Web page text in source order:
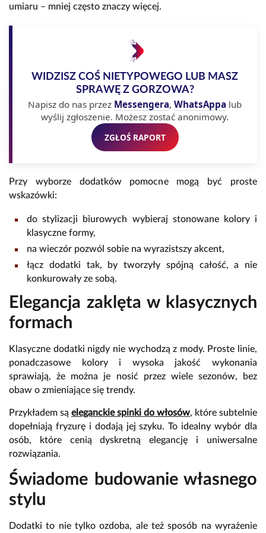
umiaru – mniej często znaczy więcej.
WIDZISZ COŚ NIETYPOWEGO LUB MASZ
SPRAWĘ Z GORZOWA?
Napisz do nas przez Messengera, WhatsAppa lub
wyślij zgłoszenie. Możesz zostać anonimowy.
ZGŁOŚ RAPORT
Przy wyborze dodatków pomocne mogą być proste
wskazówki:
do stylizacji biurowych wybieraj stonowane kolory i
klasyczne formy,
na wieczór pozwól sobie na wyrazistszy akcent,
łącz dodatki tak, by tworzyły spójną całość, a nie
konkurowały ze sobą.
Elegancja zaklęta w klasycznych
formach
Klasyczne dodatki nigdy nie wychodzą z mody. Proste linie,
ponadczasowe kolory i wysoka jakość wykonania
sprawiają, że można je nosić przez wiele sezonów, bez
obaw o zmieniające się trendy.
Przykładem są eleganckie spinki do włosów, które subtelnie
dopełniają fryzurę i dodają jej szyku. To idealny wybór dla
osób, które cenią dyskretną elegancję i uniwersalne
rozwiązania.
Świadome budowanie własnego
stylu
Dodatki to nie tylko ozdoba, ale też sposób na wyrażenie